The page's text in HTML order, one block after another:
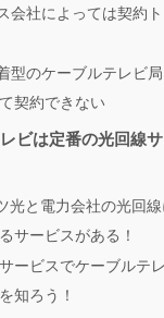
会社によっては契約
型のケーブルテレビ
契約できない
ビは定番の光回線
光と電力会社の光回
サービスがある！
ービスでケーブルテ
知ろう！